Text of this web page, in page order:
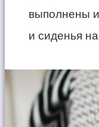
выполнены
и сиденья